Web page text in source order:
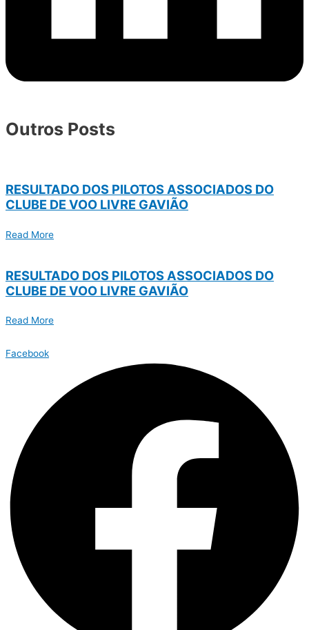
Outros Posts
RESULTADO DOS PILOTOS ASSOCIADOS DO
CLUBE DE VOO LIVRE GAVIÃO
Read More
RESULTADO DOS PILOTOS ASSOCIADOS DO
CLUBE DE VOO LIVRE GAVIÃO
Read More
Facebook